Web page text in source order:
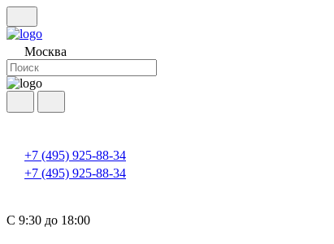
Москва
+7 (495) 925-88-34
+7 (495) 925-88-34
С 9:30 до 18:00